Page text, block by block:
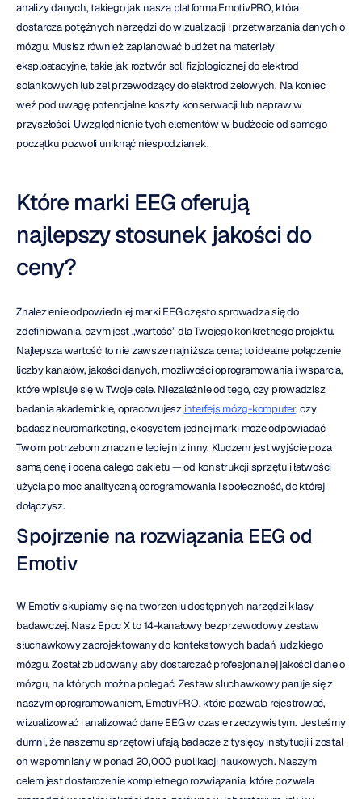
analizy danych, takiego jak nasza platforma EmotivPRO, która
dostarcza potężnych narzędzi do wizualizacji i przetwarzania danych o
mózgu. Musisz również zaplanować budżet na materiały
eksploatacyjne, takie jak roztwór soli fizjologicznej do elektrod
solankowych lub żel przewodzący do elektrod żelowych. Na koniec
weź pod uwagę potencjalne koszty konserwacji lub napraw w
przyszłości. Uwzględnienie tych elementów w budżecie od samego
początku pozwoli uniknąć niespodzianek.
Które marki EEG oferują
najlepszy stosunek jakości do
ceny?
Znalezienie odpowiedniej marki EEG często sprowadza się do
zdefiniowania, czym jest „wartość” dla Twojego konkretnego projektu.
Najlepsza wartość to nie zawsze najniższa cena; to idealne połączenie
liczby kanałów, jakości danych, możliwości oprogramowania i wsparcia,
które wpisuje się w Twoje cele. Niezależnie od tego, czy prowadzisz
badania akademickie, opracowujesz interfejs mózg-komputer, czy
badasz neuromarketing, ekosystem jednej marki może odpowiadać
Twoim potrzebom znacznie lepiej niż inny. Kluczem jest wyjście poza
samą cenę i ocena całego pakietu — od konstrukcji sprzętu i łatwości
użycia po moc analityczną oprogramowania i społeczność, do której
dołączysz.
Spojrzenie na rozwiązania EEG od
Emotiv
W Emotiv skupiamy się na tworzeniu dostępnych narzędzi klasy
badawczej. Nasz Epoc X to 14-kanałowy bezprzewodowy zestaw
słuchawkowy zaprojektowany do kontekstowych badań ludzkiego
mózgu. Został zbudowany, aby dostarczać profesjonalnej jakości dane o
mózgu, na których można polegać. Zestaw słuchawkowy paruje się z
naszym oprogramowaniem, EmotivPRO, które pozwala rejestrować,
wizualizować i analizować dane EEG w czasie rzeczywistym. Jesteśmy
dumni, że naszemu sprzętowi ufają badacze z tysięcy instytucji i został
on wspomniany w ponad 20,000 publikacji naukowych. Naszym
celem jest dostarczenie kompletnego rozwiązania, które pozwala